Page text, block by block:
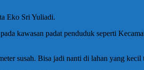
Eko Sri Yuliadi.
kawasan padat penduduk seperti
susah. Bisa jadi nanti di lahan yang